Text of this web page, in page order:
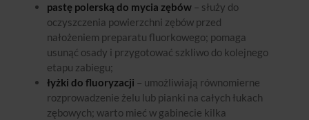
pastę polerską do mycia zębów – służy do
oczyszczenia powierzchni zębów przed
nałożeniem preparatu fluorkowego; pomaga
usunąć osady i przygotować szkliwo do kolejnego
etapu zabiegu;
łyżki do fluoryzacji – umożliwiają równomierne
rozprowadzenie żelu lub pianki na całych łukach
zębowych; warto mieć w gabinecie kilka